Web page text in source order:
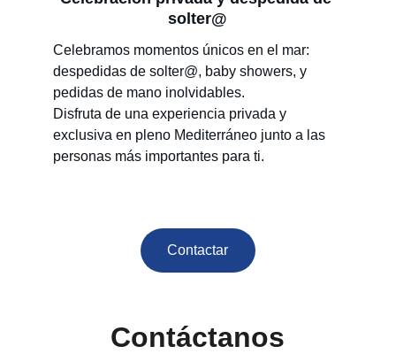
Celebramos momentos únicos en el mar:
despedidas de solter@, baby showers, y
pedidas de mano inolvidables.
Disfruta de una experiencia privada y
exclusiva en pleno Mediterráneo junto a las
personas más importantes para ti.
solter@
Contactar
Contáctanos